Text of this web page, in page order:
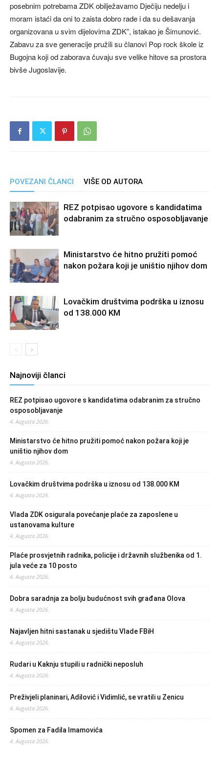
posebnim potrebama ZDK obilježavamo Dječiju nedelju i
moram istaći da oni to zaista dobro rade i da su dešavanja
organizovana u svim dijelovima ZDK”, istakao je Šimunović.
Zabavu za sve generacije pružili su članovi Pop rock škole iz
Bugojna koji od zaborava čuvaju sve velike hitove sa prostora
bivše Jugoslavije.
POVEZANI ČLANCI VIŠE OD AUTORA
REZ potpisao ugovore s kandidatima
odabranim za stručno osposobljavanje
Ministarstvo će hitno pružiti pomoć
nakon požara koji je uništio njihov dom
Lovačkim društvima podrška u iznosu
od 138.000 KM
Najnoviji članci
REZ potpisao ugovore s kandidatima odabranim za stručno
osposobljavanje
4. Augusta 2026.
Ministarstvo će hitno pružiti pomoć nakon požara koji je
uništio njihov dom
4. Augusta 2026.
Lovačkim društvima podrška u iznosu od 138.000 KM
4. Augusta 2026.
Vlada ZDK osigurala povećanje plaće za zaposlene u
ustanovama kulture
4. Augusta 2026.
Plaće prosvjetnih radnika, policije i državnih službenika od 1.
jula veće za 10 posto
4. Augusta 2026.
Dobra saradnja za bolju budućnost svih građana Olova
4. Augusta 2026.
Najavljen hitni sastanak u sjedištu Vlade FBiH
4. Augusta 2026.
Rudari u Kaknju stupili u radnički neposluh
4. Augusta 2026.
Preživjeli planinari, Adilović i Vidimlić, se vratili u Zenicu
4. Augusta 2026.
Spomen za Fadila Imamovića
4. Augusta 2026.